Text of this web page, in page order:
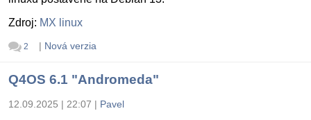
Zdroj: MX linux
2 | Nová verzia
Q4OS 6.1 "Andromeda"
12.09.2025 | 22:07 | Pavel